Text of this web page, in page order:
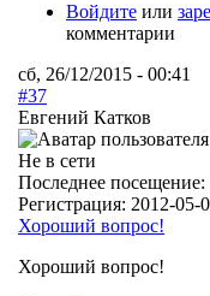
Войдите или
комментарии
сб, 26/12/2015 - 00:41
#37
Евгений Катков
Не в сети
Последнее посещение:
Регистрация: 2012-05-
Хороший вопрос!
Хороший вопрос!